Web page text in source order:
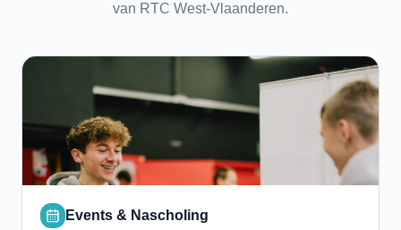
van RTC West-Vlaanderen.
Events & Nascholing